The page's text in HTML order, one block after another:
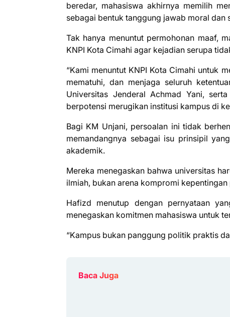
beredar, mahasiswa akhirnya memilih
sebagai bentuk tanggung jawab moral dan
Tak hanya menuntut permohonan maaf,
KNPI Kota Cimahi agar kejadian serupa
“Kami menuntut KNPI Kota Cimahi untuk
mematuhi, dan menjaga seluruh
Universitas Jenderal Achmad Yani,
berpotensi merugikan institusi kampus di
Bagi KM Unjani, persoalan ini tidak
memandangnya sebagai isu prinsipil
akademik.
Mereka menegaskan bahwa universitas
ilmiah, bukan arena kompromi
Hafizd menutup dengan pernyataan
menegaskan komitmen mahasiswa untuk
“Kampus bukan panggung politik praktis
Baca Juga